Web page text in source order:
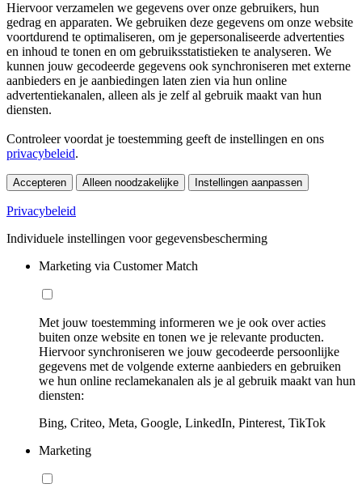
Hiervoor verzamelen we gegevens over onze gebruikers, hun
gedrag en apparaten. We gebruiken deze gegevens om onze website
voortdurend te optimaliseren, om je gepersonaliseerde advertenties
en inhoud te tonen en om gebruiksstatistieken te analyseren. We
kunnen jouw gecodeerde gegevens ook synchroniseren met externe
aanbieders en je aanbiedingen laten zien via hun online
advertentiekanalen, alleen als je zelf al gebruik maakt van hun
diensten.
Controleer voordat je toestemming geeft de instellingen en ons
privacybeleid.
Accepteren Alleen noodzakelijke Instellingen aanpassen
Privacybeleid
Individuele instellingen voor gegevensbescherming
Marketing via Customer Match
Met jouw toestemming informeren we je ook over acties
buiten onze website en tonen we je relevante producten.
Hiervoor synchroniseren we jouw gecodeerde persoonlijke
gegevens met de volgende externe aanbieders en gebruiken
we hun online reclamekanalen als je al gebruik maakt van hun
diensten:
Bing, Criteo, Meta, Google, LinkedIn, Pinterest, TikTok
Marketing